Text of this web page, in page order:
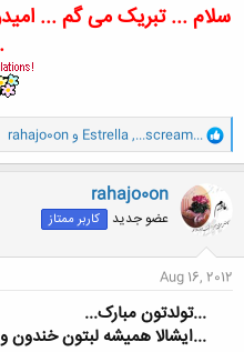
سلام ... تبریک می گم ...
و
ا
ک
ن
ش
ه
ا
...scream...
,
Estrella وrahajo0on
rahajo0on
عضو جدید کاربر ممتاز
Aug 16, 2012
...تولدتون مبارک...
...ایشالا همیشه لبتون خندون